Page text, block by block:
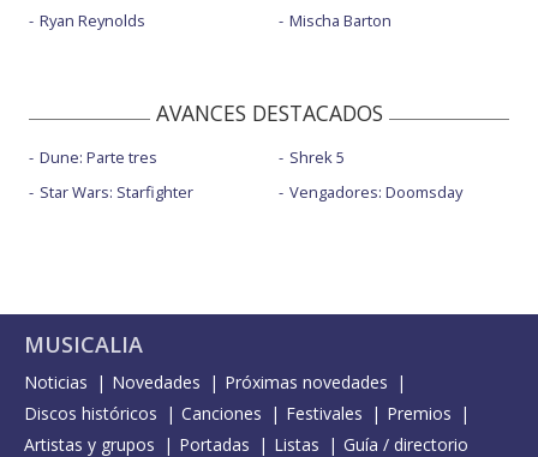
Ryan Reynolds
Mischa Barton
AVANCES DESTACADOS
Dune: Parte tres
Star Wars: Starfighter
Shrek 5
Vengadores: Doomsday
MUSICALIA
Noticias Novedades
Próximas novedades
Discos históricos
Canciones Festivales
Premios
Artistas y grupos
Portadas Listas Guía / directorio